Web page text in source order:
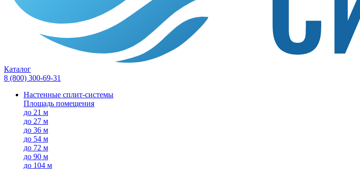
Каталог
8 (800) 300-69-31
Настенные сплит-системы
Площадь помещения
до 21 м
до 27 м
до 36 м
до 54 м
до 72 м
до 90 м
до 104 м